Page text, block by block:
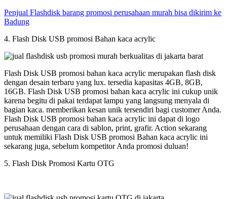
Penjual Flashdisk barang promosi perusahaan murah bisa dikirim ke
Badung
4. Flash Disk USB promosi Bahan kaca acrylic
Flash Disk USB promosi bahan kaca acrylic merupakan flash disk
dengan desain terbaru yang lux. tersedia kapasitas 4GB, 8GB,
16GB. Flash Disk USB promosi bahan kaca acrylic ini cukup unik
karena begitu di pakai terdapat lampu yang langsung menyala di
bagian kaca. memberikan kesan unik tersendiri bagi customer Anda.
Flash Disk USB promosi bahan kaca acrylic ini dapat di logo
perusahaan dengan cara di sablon, print, grafir. Action sekarang
untuk memiliki Flash Disk USB promosi Bahan kaca acrylic ini
sekarang juga, sebelum kompetitor Anda promosi duluan!
5. Flash Disk Promosi Kartu OTG